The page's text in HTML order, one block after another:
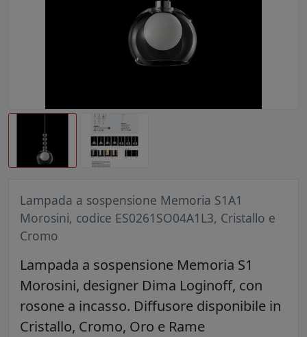
Lampada a sospensione Memoria S1A1
Morosini, codice ES0261SO04A1L3, Cristallo e
Cromo
Lampada a sospensione Memoria S1
Morosini, designer Dima Loginoff, con
rosone a incasso. Diffusore disponibile in
Cristallo, Cromo, Oro e Rame